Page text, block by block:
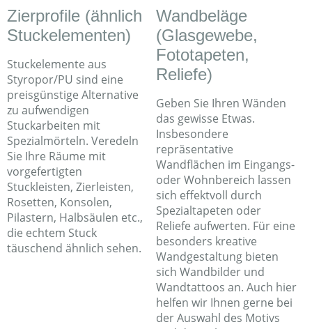
Zierprofile (ähnlich
Stuckelementen)
Stuckelemente aus
Styropor/PU sind eine
preisgünstige Alternative
zu aufwendigen
Stuckarbeiten mit
Spezialmörteln. Veredeln
Sie Ihre Räume mit
vorgefertigten
Stuckleisten, Zierleisten,
Rosetten, Konsolen,
Pilastern, Halbsäulen etc.,
die echtem Stuck
täuschend ähnlich sehen.
Wandbeläge
(Glasgewebe,
Fototapeten,
Reliefe)
Geben Sie Ihren Wänden
das gewisse Etwas.
Insbesondere
repräsentative
Wandflächen im Eingangs-
oder Wohnbereich lassen
sich effektvoll durch
Spezialtapeten oder
Reliefe aufwerten. Für eine
besonders kreative
Wandgestaltung bieten
sich Wandbilder und
Wandtattoos an. Auch hier
helfen wir Ihnen gerne bei
der Auswahl des Motivs